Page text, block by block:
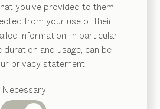
you’ve provided to them
from your use of their
information, in particular
and usage, can be
privacy statement.
Necessary
Geschäfsführer: